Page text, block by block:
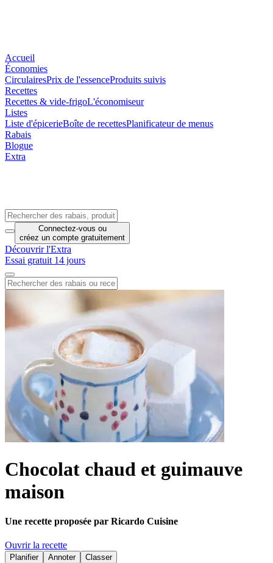
Accueil
Économies
CirculairesPrix de l'essenceProduits suivis
Recettes
Recettes & vide-frigoL'économiseur
Listes
Liste d'épicerieBoîte de recettesPlanificateur de menus
Rabais
Blogue
Extra
Connectez-vous ou
créez un compte gratuitement
Découvrir l'Extra
Essai gratuit 14 jours
Chocolat chaud et guimauve
maison
Une recette proposée par Ricardo Cuisine
Ouvrir la recette
Planifier Annoter
Classer